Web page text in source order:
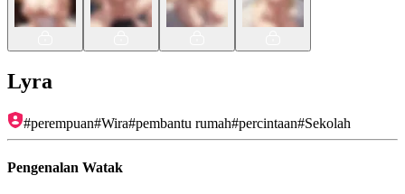
Lyra
#perempuan#Wira#pembantu rumah#percintaan#Sekolah
Pengenalan Watak